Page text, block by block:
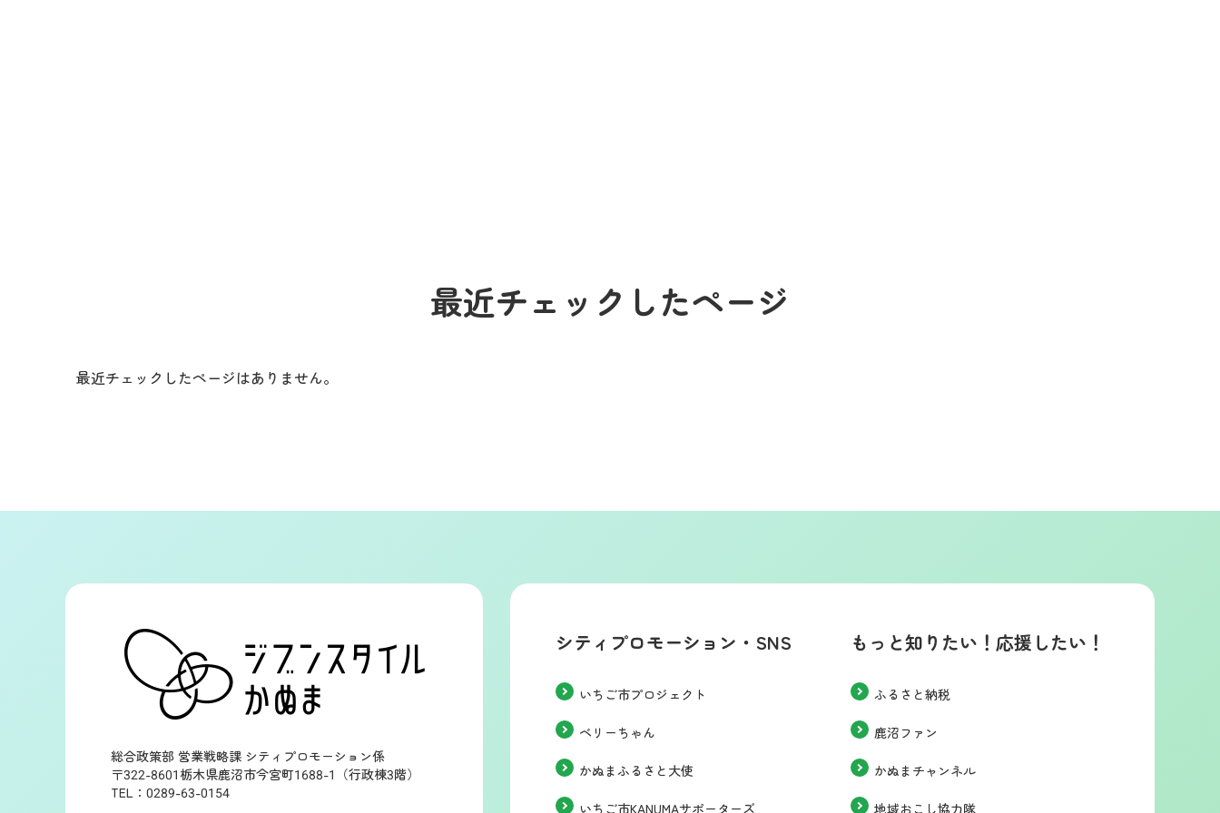
最近チェックしたページ
最近チェックしたページはありません。
総合政策部 営業戦略課 シティプロモーション係
〒322-8601栃木県鹿沼市今宮町1688-1（行政棟3階）
TEL：0289-63-0154
シティプロモーション・SNS
いちご市プロジェクト
ベリーちゃん
かぬまふるさと大使
いちご市KANUMAサポーターズ
もっと知りたい！応援したい！
ふるさと納税
鹿沼ファン
かぬまチャンネル
地域おこし協力隊